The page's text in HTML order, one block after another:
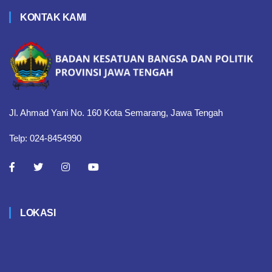
KONTAK KAMI
Jl. Ahmad Yani No. 160 Kota Semarang, Jawa Tengah
Telp: 024-8454990
LOKASI